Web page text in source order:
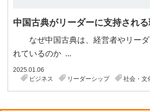
中国古典がリーダーに支持され
なぜ中国古典は、経営者やリーダ
れているのか ...
2025.01.06
ビジネス
リーダーシップ 社会・文